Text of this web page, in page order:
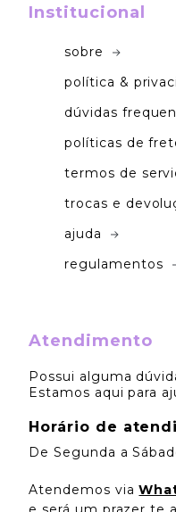
Institucional
sobre
política &
dúvidas
políticas de
termos de
trocas e
ajuda
regulamentos
Atendimento
Possui alguma
Estamos aqui para
Horário de
De Segunda a
Atendemos via